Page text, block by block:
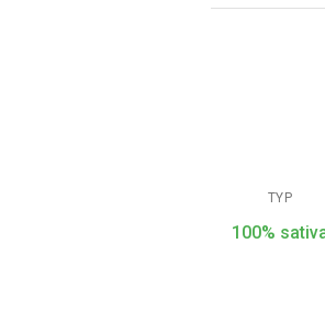
TYP
100%